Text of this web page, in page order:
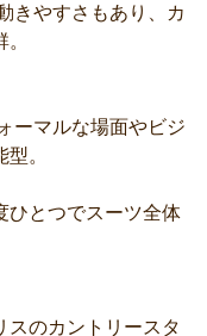
きやすさもあり、カ
ーマルな場面やビジ
。
ひとつでスーツ全体
スのカントリースタ